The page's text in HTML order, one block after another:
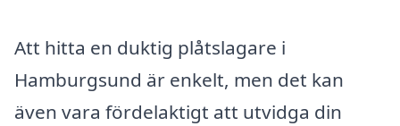
Att hitta en duktig plåtslagare i
Hamburgsund är enkelt, men det kan
även vara fördelaktigt att utvidga din